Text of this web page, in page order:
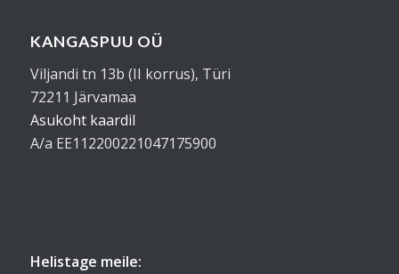
KANGASPUU OÜ
Viljandi tn 13b (II korrus), Türi
72211 Järvamaa
Asukoht kaardil
A/a EE112200221047175900
Helistage meile: